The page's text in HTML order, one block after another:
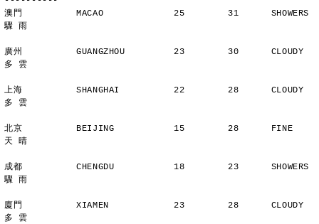
澳門          MACAO             25        31      SHOWERS
驟 雨
廣州          GUANGZHOU         23        30      CLOUDY
多 雲
上海          SHANGHAI          22        28      CLOUDY
多 雲
北京          BEIJING           15        28      FINE
天 晴
成都          CHENGDU           18        23      SHOWERS
驟 雨
廈門          XIAMEN            23        28      CLOUDY
多 雲